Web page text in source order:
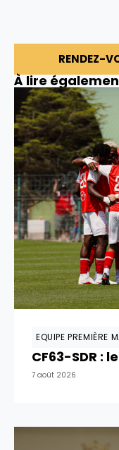
RENDEZ-
À lire
EQUIPE PREMIÈRE
CF63-SDR :
7 août 2026